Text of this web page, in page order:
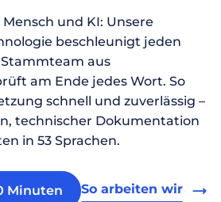
und KI: Unsere
beschleunigt jeden
aus
am Ende jedes Wort. So
schnell und zuverlässig –
technischer Dokumentation
in 53 Sprachen.
Minuten So arbeiten wir